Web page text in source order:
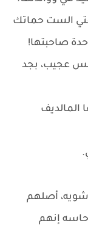
الست حماتك
صاحبتها!
عجيب، بجد
المالديف
شويه، أصلهم
إنهم